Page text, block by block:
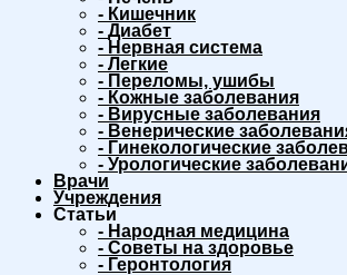
- Кишечник
- Диабет
- Нервная система
- Легкие
- Переломы, ушибы
- Кожные заболевания
- Вирусные заболевания
- Венерические
- Гинекологические
- Урологические
Врачи
Учреждения
Статьи
- Народная медицина
- Советы на здоровье
- Геронтология